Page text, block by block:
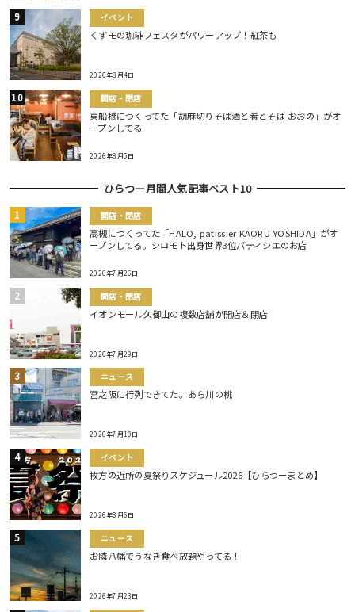
イベント
くずモの珈琲フェスタがパワーアップ！紅茶も
2026年8月4日
開店・閉店
東船橋につくってた「胡麻切りそば酒と肴とそば おおの」がオ
ープンしてる
2026年8月5日
ひらつー月間人気記事ベスト10
開店・閉店
高槻につくってた「HALO, patissier KAORU YOSHIDA」がオ
ープンしてる。シロモト出身世界3位パティシエのお店
2026年7月26日
開店・閉店
イオンモール久御山の複数店舗が開店＆閉店
2026年7月29日
ニュース
宮之阪に行列できてた。あら川の桃
2026年7月10日
イベント
枚方の近所の夏祭りスケジュール2026【ひらつーまとめ】
2026年8月6日
ニュース
お隣八幡でうなぎ食べ放題やってる！
2026年7月23日